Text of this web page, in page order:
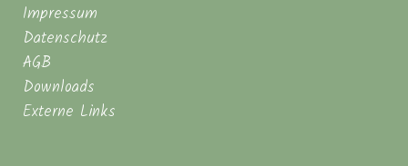
Impressum
Datenschutz
AGB
Downloads
Externe Links